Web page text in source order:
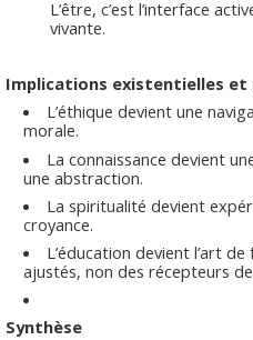
L’être, c’est l’interface
vivante.
Implications existentielles et
L’éthique devient une
morale.
La connaissance devient
une abstraction.
La spiritualité devient
croyance.
L’éducation devient l’art
ajustés, non des récepteurs
Synthèse